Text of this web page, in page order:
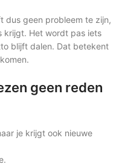
dus geen probleem te zijn,
krijgt. Het wordt pas iets
blijft dalen. Dat betekent
geen reden
je krijgt ook nieuwe